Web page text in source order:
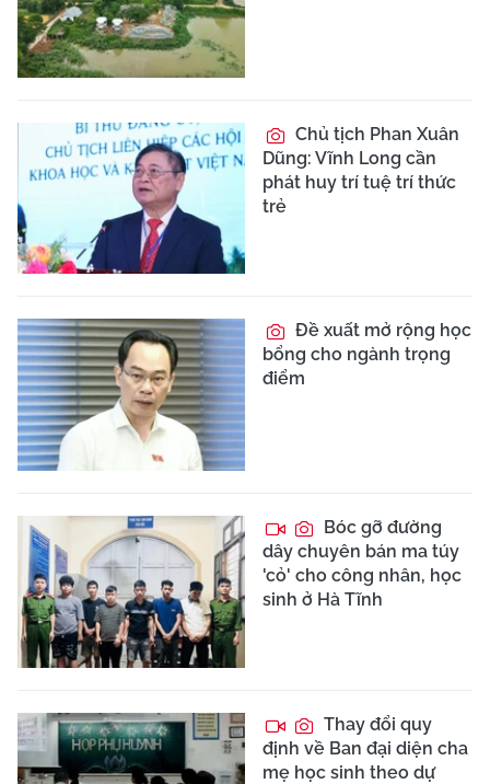
Chủ tịch Phan Xuân
Dũng: Vĩnh Long cần
phát huy trí tuệ trí thức
trẻ
Đề xuất mở rộng học
bổng cho ngành trọng
điểm
Bóc gỡ đường
dây chuyên bán ma túy
'cỏ' cho công nhân, học
sinh ở Hà Tĩnh
Thay đổi quy
định về Ban đại diện cha
mẹ học sinh theo dự